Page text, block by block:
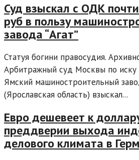
Суд взыскал с ОДК
руб в пользу
завода “Агат”
Статуя богини правосудия.
Арбитражный суд Москвы по иску
Ямский машиностроительный
(Ярославская область) взыскал...
Евро дешевеет к
преддверии выхода
делового климата в